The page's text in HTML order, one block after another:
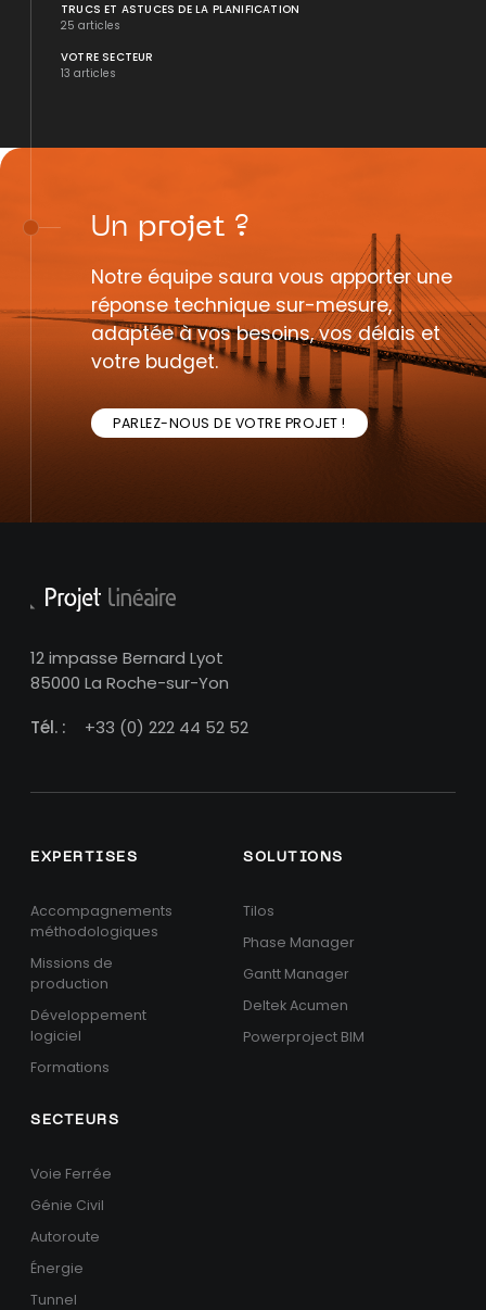
TRUCS ET ASTUCES DE LA PLANIFICATION
25 articles
VOTRE SECTEUR
13 articles
Un projet ?
Notre équipe saura vous apporter une
réponse technique sur-mesure,
adaptée à vos besoins, vos délais et
votre budget.
PARLEZ-NOUS DE VOTRE PROJET !
12 impasse Bernard Lyot
85000 La Roche-sur-Yon
Tél. :
+33 (0) 222 44 52 52
EXPERTISES
Accompagnements
méthodologiques
Missions de
production
Développement
logiciel
Formations
SOLUTIONS
Tilos
Phase Manager
Gantt Manager
Deltek Acumen
Powerproject BIM
SECTEURS
Voie Ferrée
Génie Civil
Autoroute
Énergie
Tunnel